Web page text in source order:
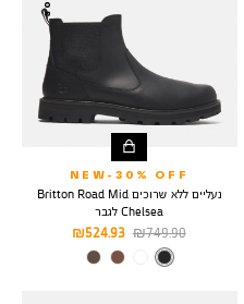
NEW-30% OFF
נעליים ללא שרוכים Britton Road Mid
Chelsea לגבר
מחיר
מוצר
524.93 ₪
מחיר
רגיל
749.90 ₪
צבע
BLACK